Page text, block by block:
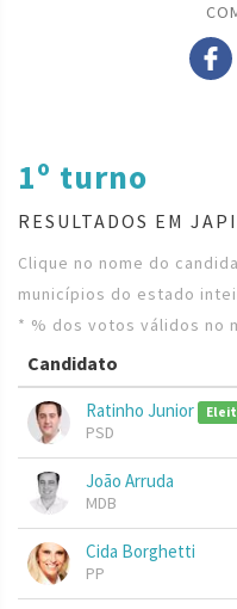
1º turno
RESULTADOS EM
Clique no nome do
municípios do estado
* % dos votos válidos no
Candidato
Ratinho Junior
PSD
João Arruda
MDB
Cida Borghetti
PP